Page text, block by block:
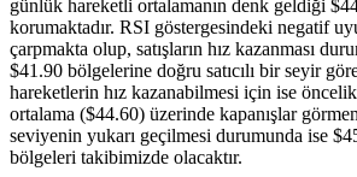
günlük hareketli ortalamanın denk geldiği
korumaktadır. RSI göstergesindeki negatif
çarpmakta olup, satışların hız kazanması
$41.90 bölgelerine doğru satıcılı bir seyir
hareketlerin hız kazanabilmesi için ise
ortalama ($44.60) üzerinde kapanışlar
seviyenin yukarı geçilmesi durumunda ise
bölgeleri takibimizde olacaktır.